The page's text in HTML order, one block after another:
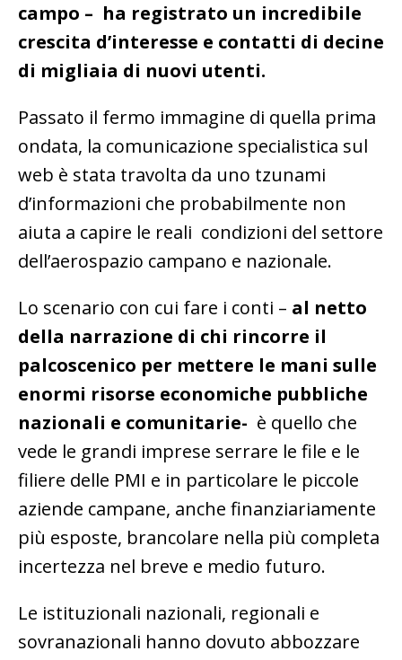
campo – ha registrato un incredibile
crescita d’interesse e contatti di decine
di migliaia di nuovi utenti.
Passato il fermo immagine di quella prima
ondata, la comunicazione specialistica sul
web è stata travolta da uno tzunami
d’informazioni che probabilmente non
aiuta a capire le reali condizioni del settore
dell’aerospazio campano e nazionale.
Lo scenario con cui fare i conti – al netto
della narrazione di chi rincorre il
palcoscenico per mettere le mani sulle
enormi risorse economiche pubbliche
nazionali e comunitarie- è quello che
vede le grandi imprese serrare le file e le
filiere delle PMI e in particolare le piccole
aziende campane, anche finanziariamente
più esposte, brancolare nella più completa
incertezza nel breve e medio futuro.
Le istituzionali nazionali, regionali e
sovranazionali hanno dovuto abbozzare